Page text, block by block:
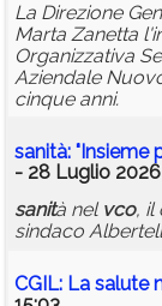
La Direzione
Marta Zanetta
Organizzativa
Aziendale
cinque anni.
sanità: "Insieme
- 28 Luglio
sanità nel vco, il
sindaco
CGIL: La salute